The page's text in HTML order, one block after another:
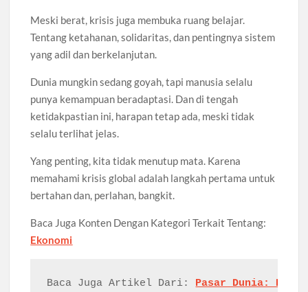
Meski berat, krisis juga membuka ruang belajar.
Tentang ketahanan, solidaritas, dan pentingnya sistem
yang adil dan berkelanjutan.
Dunia mungkin sedang goyah, tapi manusia selalu
punya kemampuan beradaptasi. Dan di tengah
ketidakpastian ini, harapan tetap ada, meski tidak
selalu terlihat jelas.
Yang penting, kita tidak menutup mata. Karena
memahami krisis global adalah langkah pertama untuk
bertahan dan, perlahan, bangkit.
Baca Juga Konten Dengan Kategori Terkait Tentang:
Ekonomi
Baca Juga Artikel Dari: Pasar Dunia: